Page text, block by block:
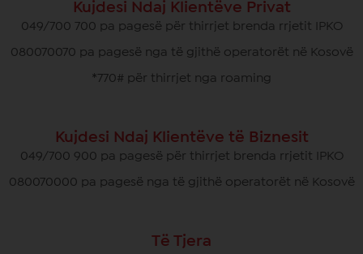
Kujdesi Ndaj Klientëve Privat
049/700 700 pa pagesë për thirrjet brenda rrjetit IPKO
080070070 pa pagesë nga të gjithë operatorët në Kosovë
*770# për thirrjet nga roaming
Kujdesi Ndaj Klientëve të Biznesit
049/700 900 pa pagesë për thirrjet brenda rrjetit IPKO
080070000 pa pagesë nga të gjithë operatorët në Kosovë
Të Tjera